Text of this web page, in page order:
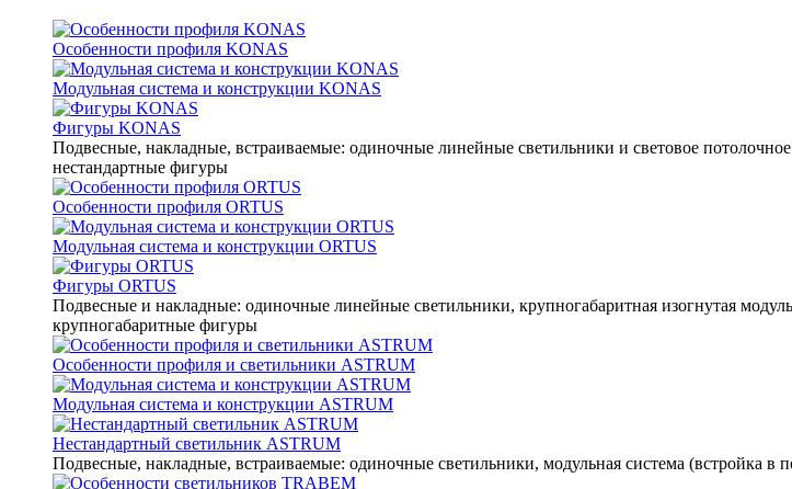
Особенности профиля KONAS
Модульная система и конструкции KONAS
Фигуры KONAS
Подвесные, накладные, встраиваемые: одиночные линейные светильники и световое
нестандартные фигуры
Особенности профиля ORTUS
Модульная система и конструкции ORTUS
Фигуры ORTUS
Подвесные и накладные: одиночные линейные светильники, крупногабаритная изогнутая
крупногабаритные фигуры
Особенности профиля и светильники ASTRUM
Модульная система и конструкции ASTRUM
Нестандартный светильник ASTRUM
Подвесные, накладные, встраиваемые: одиночные светильники, модульная система (встройка в